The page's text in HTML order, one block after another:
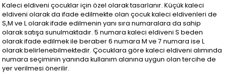
Kaleci eldiveni çocuklar için özel olarak tasarlanır. Küçük kaleci
eldiveni olarak da ifade edilmekte olan çocuk kaleci eldivenleri de
S,M ve L olarak ifade edilmenin yanı sıra numaralara da sahip
olarak satışa sunulmaktadır. 5 numara kaleci eldiveni S beden
olarak ifade edilmek ile beraber 6 numara M ve 7 numara ise L
olarak belirlenebilmektedir. Çocuklara göre kaleci eldiveni alımında
numara seçiminin yanında kullanım alanına uygun olan tercihe de
yer verilmesi önerilir.